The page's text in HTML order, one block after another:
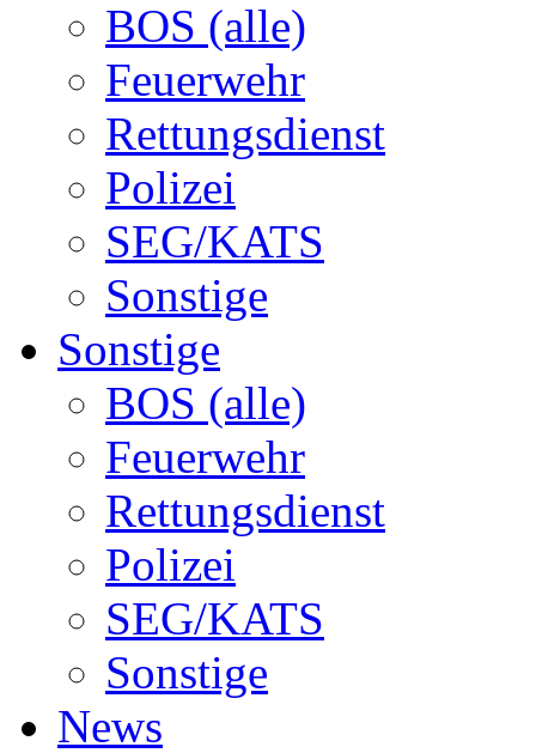
BOS (alle)
Feuerwehr
Rettungsdienst
Polizei
SEG/KATS
Sonstige
Sonstige
BOS (alle)
Feuerwehr
Rettungsdienst
Polizei
SEG/KATS
Sonstige
News